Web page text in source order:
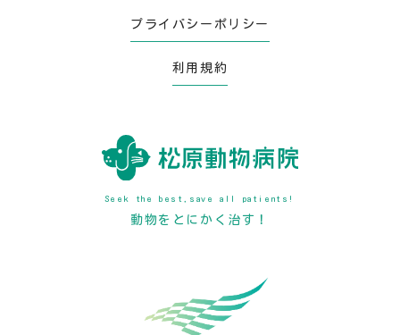
プライバシーポリシー
利用規約
Seek the best,save all patients!
動物をとにかく治す！